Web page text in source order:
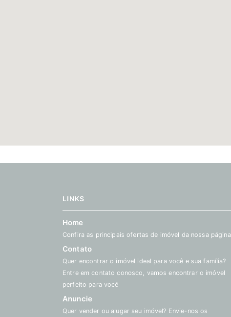
LINKS
Home
Confira as principais ofertas de imóvel da nossa página
Contato
Quer encontrar o imóvel ideal para você e sua família?
Entre em contato conosco, vamos encontrar o imóvel
perfeito para você
Anuncie
Quer vender ou alugar seu imóvel? Envie-nos os